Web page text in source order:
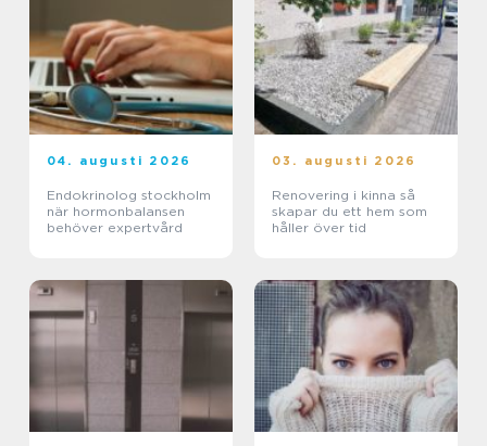
04. augusti 2026
Endokrinolog stockholm
när hormonbalansen
behöver expertvård
03. augusti 2026
Renovering i kinna så
skapar du ett hem som
håller över tid